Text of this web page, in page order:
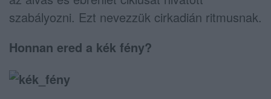
szabályozni. Ezt nevezzük cirkadián ritmusnak.
Honnan ered a kék fény?